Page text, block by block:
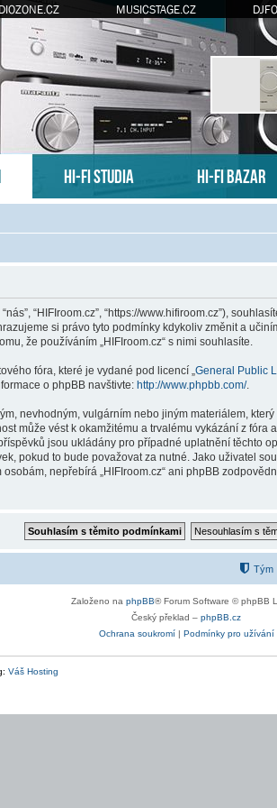
MUSICSTAGE.CZ
HI-FI STUDIA HI-FI BAZAR
“nás”, “HIFIroom.cz”, “https://www.hifiroom.cz”),
si právo tyto podmínky kdykoliv změnit a
že používáním „HIFIroom.cz“ s nimi souhlasíte.
fóra, které je vydané pod licencí „General Public
o phpBB navštivte: http://www.phpbb.com/.
nevhodným, vulgárním nebo jiným materiálem,
může vést k okamžitému a trvalému vykázání z
jsou ukládány pro případné uplatnění těchto
pokud to bude považovat za nutné. Jako uživatel
nepřebírá „HIFIroom.cz“ ani phpBB
Tým
Založeno na phpBB® Forum Software © phpBB
Český překlad – phpBB.cz
Ochrana soukromí| Podmínky pro užívání
Váš Hosting